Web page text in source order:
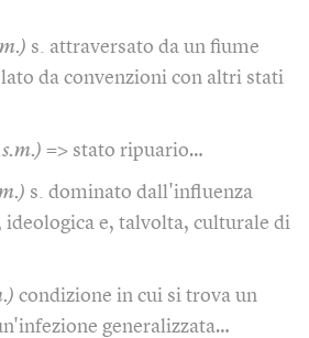
s. attraversato da un fiume
da convenzioni con altri stati
=> stato ripuario…
s. dominato dall'influenza
e, talvolta, culturale di
condizione in cui si trova un
generalizzata…